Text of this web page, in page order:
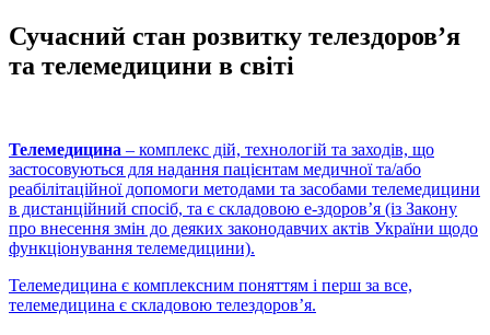
Сучасний стан розвитку телездоров’я
та телемедицини в світі
Телемедицина – комплекс дій, технологій та заходів, що
застосовуються для надання пацієнтам медичної та/або
реабілітаційної допомоги методами та засобами телемедицини
в дистанційний спосіб, та є складовою е-здоров’я (із Закону
про внесення змін до деяких законодавчих актів України щодо
функціонування телемедицини).
Телемедицина є комплексним поняттям і перш за все,
телемедицина є складовою телездоров’я.